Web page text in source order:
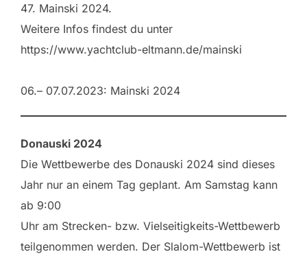
47. Mainski 2024.
Weitere Infos findest du unter
https://www.yachtclub-eltmann.de/mainski
06.– 07.07.2023: Mainski 2024
Donauski 2024
Die Wettbewerbe des Donauski 2024 sind dieses
Jahr nur an einem Tag geplant. Am Samstag kann
ab 9:00
Uhr am Strecken- bzw. Vielseitigkeits-Wettbewerb
teilgenommen werden. Der Slalom-Wettbewerb ist